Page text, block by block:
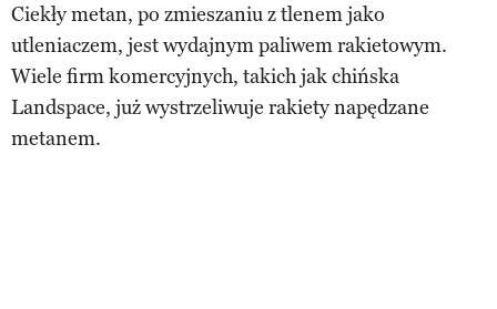
Ciekły metan, po zmieszaniu z tlenem jako
utleniaczem, jest wydajnym paliwem rakietowym.
Wiele firm komercyjnych, takich jak chińska
Landspace, już wystrzeliwuje rakiety napędzane
metanem.